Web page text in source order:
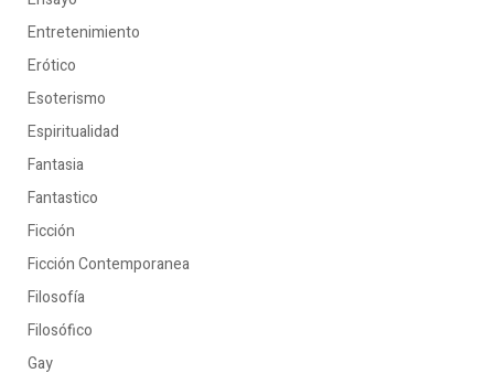
Entretenimiento
Erótico
Esoterismo
Espiritualidad
Fantasia
Fantastico
Ficción
Ficción Contemporanea
Filosofía
Filosófico
Gay